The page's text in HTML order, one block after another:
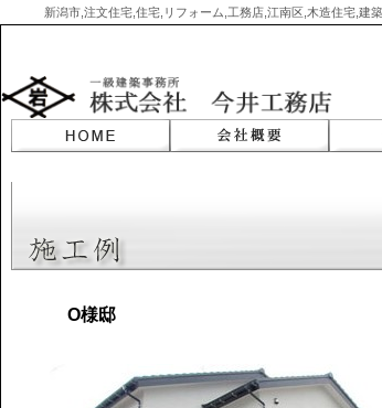
新潟市,注文住宅,住宅,リフォーム,工務店,江南区,木造住宅,建
content
O様邸